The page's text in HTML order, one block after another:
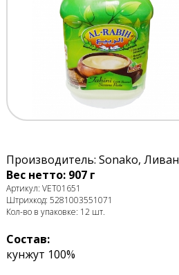
Производитель: Sonako, Ливан
Вес нетто: 907 г
Артикул: VET01651
Штрихкод: 5281003551071
Кол-во в упаковке: 12 шт.
Состав:
кунжут 100%